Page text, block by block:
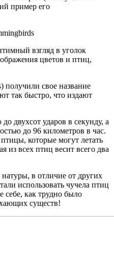
пример его
взгляд в уголок
цветов и птиц,
свое название
так быстро, что издают
двухсот ударов в секунду, а
до 96 километров в час.
которые могут летать
из всех птиц весит всего два
в отличие от других
использовать чучела птиц
себе, как трудно было
существ!